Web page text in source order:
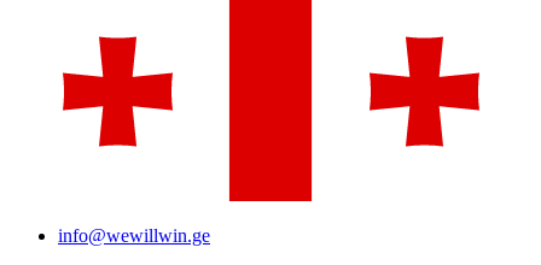
info@wewillwin.ge